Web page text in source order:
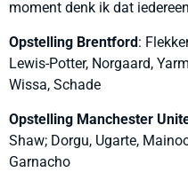
moment denk ik dat
Opstelling Brentford:
Lewis-Potter, Norgaard,
Wissa, Schade
Opstelling Manchester
Shaw; Dorgu, Ugarte,
Garnacho